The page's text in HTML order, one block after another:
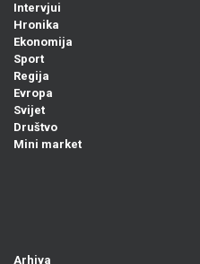
Intervjui
Hronika
Ekonomija
Sport
Regija
Evropa
Svijet
Društvo
Mini market
Arhiva